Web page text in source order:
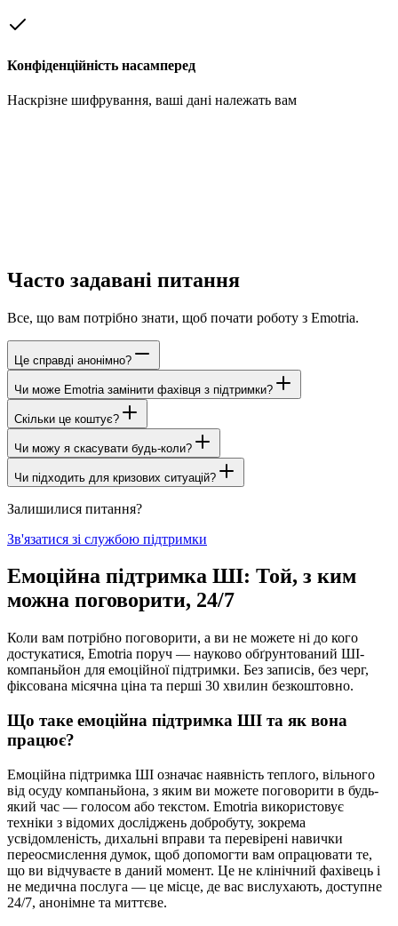
Конфіденційність насамперед
Наскрізне шифрування, ваші дані належать вам
Часто задавані питання
Все, що вам потрібно знати, щоб почати роботу з Emotria.
Це справді анонімно?
Чи може Emotria замінити фахівця з підтримки?
Скільки це коштує?
Чи можу я скасувати будь-коли?
Чи підходить для кризових ситуацій?
Залишилися питання?
Зв'язатися зі службою підтримки
Емоційна підтримка ШІ: Той, з ким
можна поговорити, 24/7
Коли вам потрібно поговорити, а ви не можете ні до кого
достукатися, Emotria поруч — науково обґрунтований ШІ-
компаньйон для емоційної підтримки. Без записів, без черг,
фіксована місячна ціна та перші 30 хвилин безкоштовно.
Що таке емоційна підтримка ШІ та як вона
працює?
Емоційна підтримка ШІ означає наявність теплого, вільного
від осуду компаньйона, з яким ви можете поговорити в будь-
який час — голосом або текстом. Emotria використовує
техніки з відомих досліджень добробуту, зокрема
усвідомленість, дихальні вправи та перевірені навички
переосмислення думок, щоб допомогти вам опрацювати те,
що ви відчуваєте в даний момент. Це не клінічний фахівець і
не медична послуга — це місце, де вас вислухають, доступне
24/7, анонімне та миттєве.